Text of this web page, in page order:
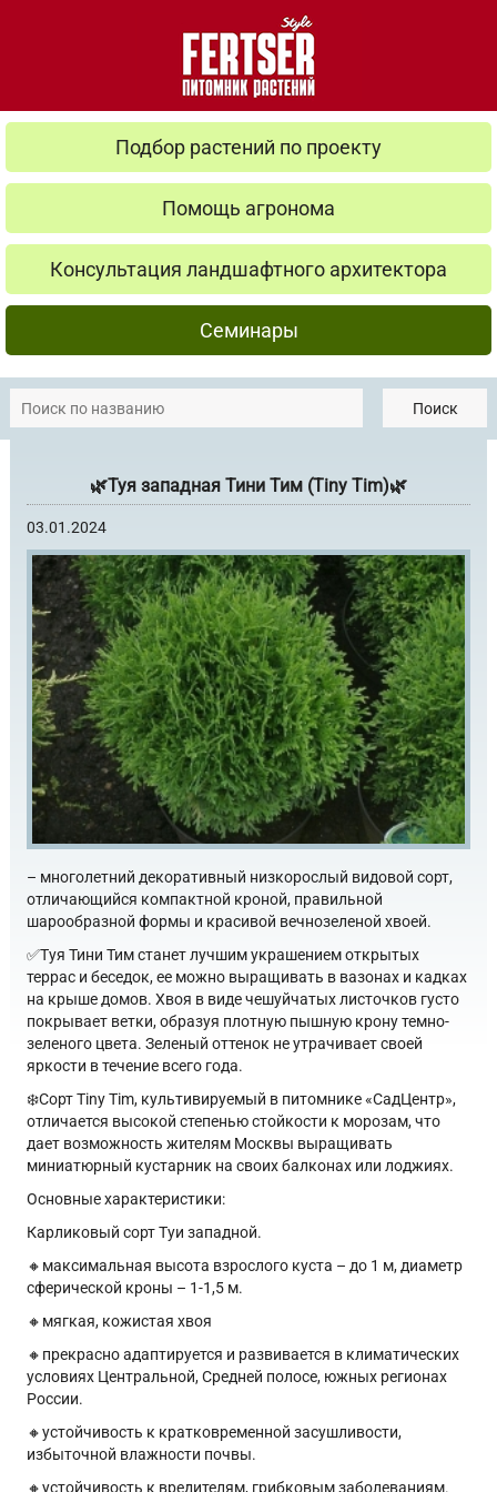
Подбор растений по проекту
Помощь агронома
Консультация ландшафтного архитектора
Семинары
Поиск
🌿Туя западная Тини Тим (Tiny Tim)🌿
03.01.2024
– многолетний декоративный низкорослый видовой сорт,
отличающийся компактной кроной, правильной
шарообразной формы и красивой вечнозеленой хвоей.
✅Туя Тини Тим станет лучшим украшением открытых
террас и беседок, ее можно выращивать в вазонах и кадках
на крыше домов. Хвоя в виде чешуйчатых листочков густо
покрывает ветки, образуя плотную пышную крону темно-
зеленого цвета. Зеленый оттенок не утрачивает своей
яркости в течение всего года.
❄️Сорт Tiny Tim, культивируемый в питомнике «СадЦентр»,
отличается высокой степенью стойкости к морозам, что
дает возможность жителям Москвы выращивать
миниатюрный кустарник на своих балконах или лоджиях.
Основные характеристики:
Карликовый сорт Туи западной.
🔸максимальная высота взрослого куста – до 1 м, диаметр
сферической кроны – 1-1,5 м.
🔸мягкая, кожистая хвоя
🔸прекрасно адаптируется и развивается в климатических
условиях Центральной, Средней полосе, южных регионах
России.
🔸устойчивость к кратковременной засушливости,
избыточной влажности почвы.
🔸устойчивость к вредителям, грибковым заболеваниям.